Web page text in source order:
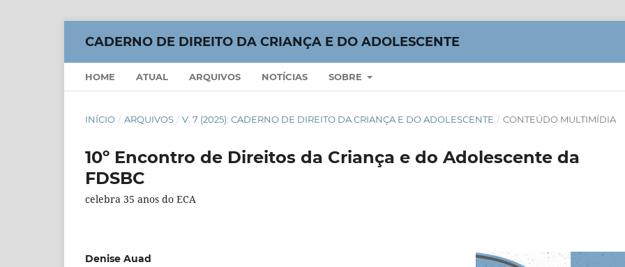
CADERNO DE DIREITO DA CRIANÇA E DO ADOLESCENTE
HOME ATUAL ARQUIVOS NOTÍCIAS SOBRE
INÍCIO / ARQUIVOS / V. 7 (2025): CADERNO DE DIREITO DA CRIANÇA E DO ADOLESCENTE / CONTEÚDO MULTIMÍDIA
10º Encontro de Direitos da Criança e do Adolescente da
FDSBC
celebra 35 anos do ECA
Denise Auad